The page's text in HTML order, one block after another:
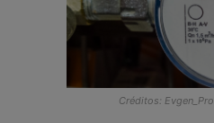
Créditos: